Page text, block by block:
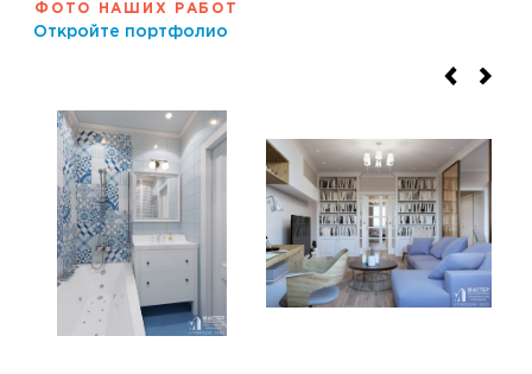
ФОТО НАШИХ РАБОТ
Откройте портфолио